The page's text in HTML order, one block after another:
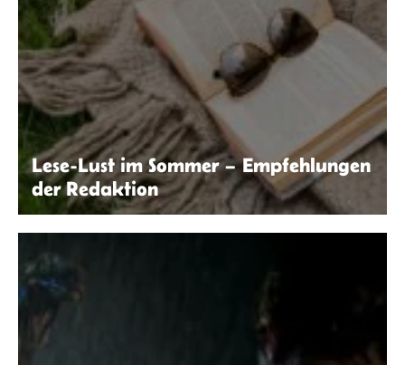
Lese-Lust im Sommer – Empfehlungen
der Redaktion